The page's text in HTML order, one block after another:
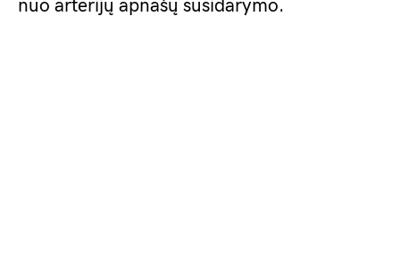
nuo arterijų apnašų susidarymo.